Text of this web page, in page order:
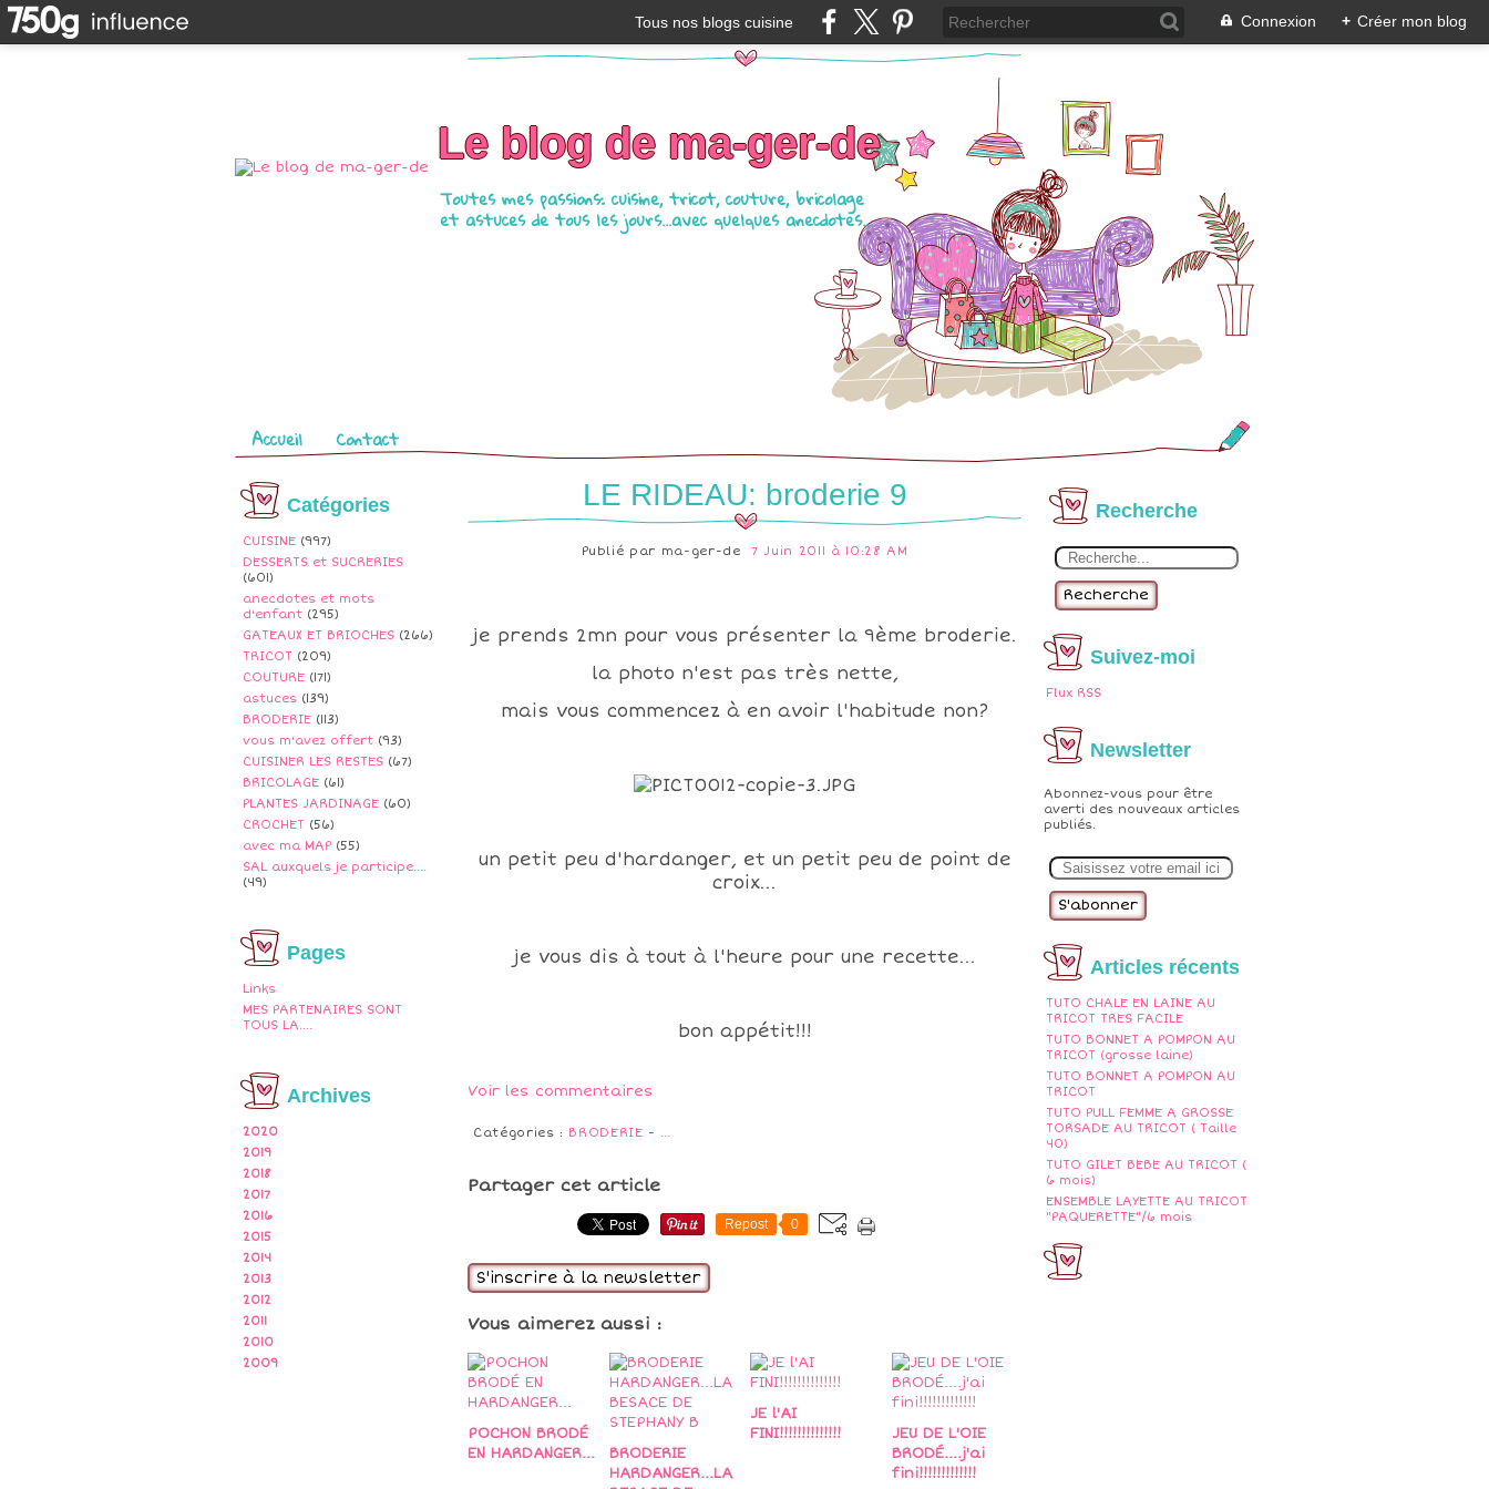
Tous nos blogs cuisine Connexion + Créer mon blog
Le blog de ma-ger-de
Toutes mes passions: cuisine, tricot, couture, bricolage
et astuces de tous les jours...avec quelques anecdotes...
Pages
Accueil Contact
Catégories
CUISINE (997)
DESSERTS et SUCRERIES
(601)
anecdotes et mots
d'enfant (295)
GATEAUX ET BRIOCHES (266)
TRICOT (209)
COUTURE (171)
astuces (139)
BRODERIE (113)
vous m'avez offert (93)
CUISINER LES RESTES (67)
BRICOLAGE (61)
PLANTES JARDINAGE (60)
CROCHET (56)
avec ma MAP (55)
SAL auxquels je participe....
(49)
Pages
Links
MES PARTENAIRES SONT
TOUS LA....
Archives
2020
2019
2018
2017
2016
2015
2014
2013
2012
2011
2010
2009
Recherche
Recherche
Suivez-moi
Flux RSS
Newsletter
Abonnez-vous pour être
averti des nouveaux articles
publiés.
m
Articles récents
TUTO CHALE EN LAINE AU
TRICOT TRES FACILE
TUTO BONNET A POMPON AU
TRICOT (grosse laine)
TUTO BONNET A POMPON AU
TRICOT
TUTO PULL FEMME A GROSSE
TORSADE AU TRICOT ( Taille
40)
TUTO GILET BEBE AU TRICOT (
6 mois)
ENSEMBLE LAYETTE AU TRICOT
"PAQUERETTE"/6 mois
LE RIDEAU: broderie 9
Publié par ma-ger-de 7 Juin 2011 à 10:28 AM
je prends 2mn pour vous présenter la 9ème broderie.
la photo n'est pas très nette,
mais vous commencez à en avoir l'habitude non?
un petit peu d'hardanger, et un petit peu de point de
croix...
je vous dis à tout à l'heure pour une recette...
bon appétit!!!
Voir les commentaires
Catégories : BRODERIE - …
Partager cet article
Repost 0
S'inscrire à la newsletter
Vous aimerez aussi :
POCHON BRODÉ
EN HARDANGER...
BRODERIE
HARDANGER...LA
JE l'AI
FINI!!!!!!!!!!!!!!
JEU DE L'OIE
BRODÉ....j'ai
fini!!!!!!!!!!!!!